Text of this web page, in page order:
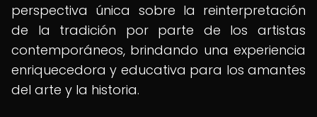
perspectiva única sobre la reinterpretación
de la tradición por parte de los artistas
contemporáneos, brindando una experiencia
enriquecedora y educativa para los amantes
del arte y la historia.